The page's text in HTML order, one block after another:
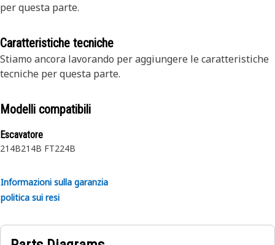
per questa parte.
Caratteristiche tecniche
Stiamo ancora lavorando per aggiungere le caratteristiche
tecniche per questa parte.
Modelli compatibili
Escavatore
214B214B FT224B
Informazioni sulla garanzia
politica sui resi